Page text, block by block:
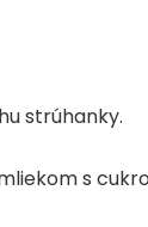
strúhanky.
s